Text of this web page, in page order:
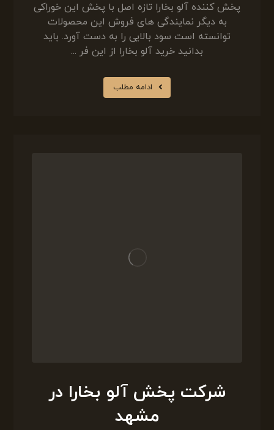
پخش کننده آلو بخارا تازه اصل با پخش این خوراکی
به دیگر نمایندگی های فروش این محصولات
توانسته است سود بالایی را به دست آورد. باید
بدانید خرید آلو بخارا از این فر ...
ادامه مطلب
شرکت پخش آلو بخارا در
مشهد